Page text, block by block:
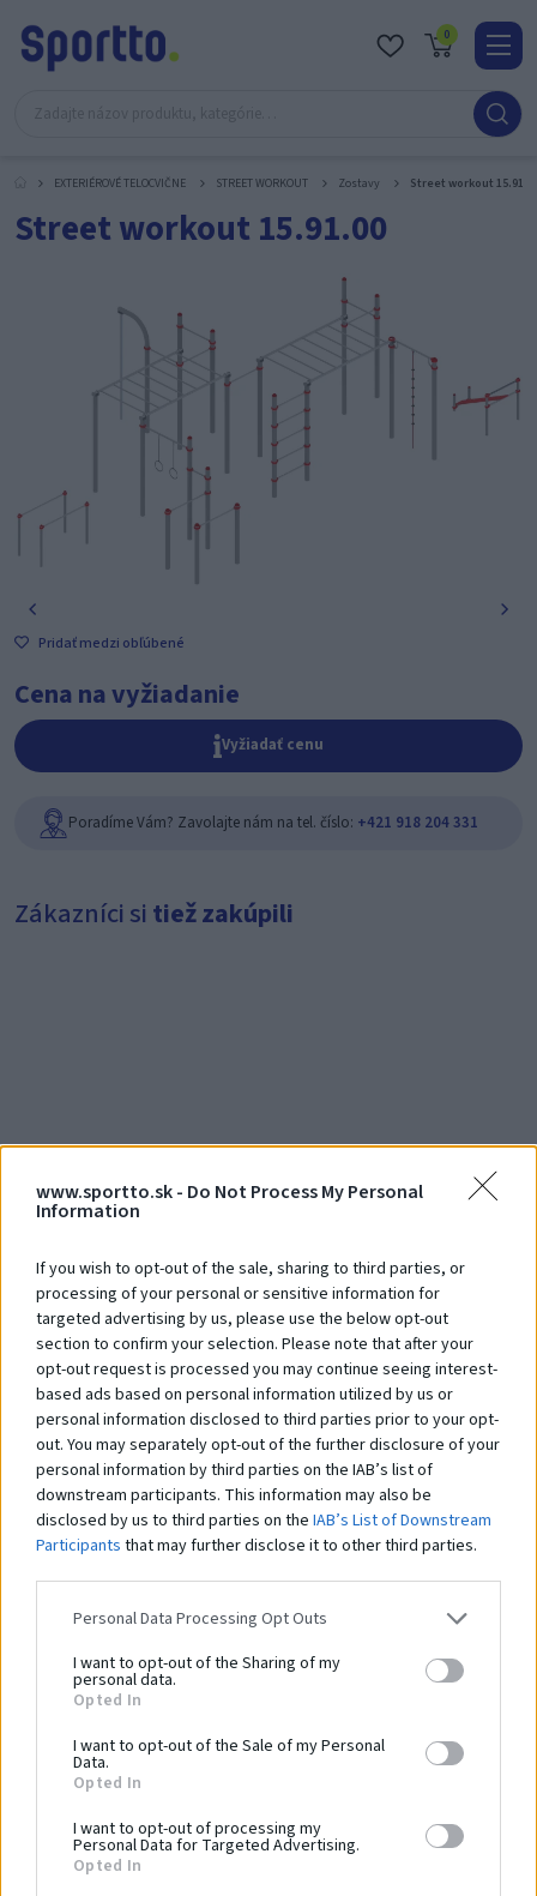
www.sportto.sk - Do Not Process My Personal
Information
If you wish to opt-out of the sale, sharing to third parties, or
processing of your personal or sensitive information for
targeted advertising by us, please use the below opt-out
section to confirm your selection. Please note that after your
opt-out request is processed you may continue seeing interest-
based ads based on personal information utilized by us or
personal information disclosed to third parties prior to your opt-
out. You may separately opt-out of the further disclosure of your
personal information by third parties on the IAB’s list of
downstream participants. This information may also be
disclosed by us to third parties on the IAB’s List of Downstream
Participants that may further disclose it to other third parties.
Personal Data Processing Opt Outs
I want to opt-out of the Sharing of my
personal data.
Opted In
I want to opt-out of the Sale of my Personal
Data.
Opted In
I want to opt-out of processing my
Personal Data for Targeted Advertising.
Opted In
0
O
EXTERIÉROVÉ TELOCVIČNE STREET WORKOUT Zostavy Street workout
Street workout 15.91.00
Pridať medzi obľúbené
Cena na vyžiadanie
Vyžiadať cenu
Poradíme Vám? Zavolajte nám na tel. číslo: +421 918 204 331
Zákazníci si tiež zakúpili
Čo robí tentoprodukt
výnimočným?
Systém STHENOS je sada vybavenia určeného pre cvičenie Street workoutu.
Pozostáva z hrázd, bradiel, lavíc a plošín, kombinovaných v rôznych
zostavách. Ich používanie je založené na využití hmotnosti vlastného tela.
Prvky vám umožňujú vykonávať cvičenia rôznej obtiažnosti: tie
najjednoduchšie, ako aj pokročilejšie. Práve preto sú tréningové zostavy z
prvkovSTHENOS určené pre širokú skupinu používateľov. Navyše je systém
využiteľný pri telovýchovných cvičeniach, športovom a brannom výcviku a
iných formách všeobecného telesného rozvoja. Použitie pevných a
odolných materiálov a vhodné konštrukčné riešenia zaisťujú odolnosť
zariadení a bezpečnosť používania.
Dĺžka zariadenia:
13200 mm
Šírka zariadenia:
7000 mm
Výška zariadenia:
Kapacita:
18 osôb
Veková kategória:
Výška voľného pádu:
2100 mm
Dĺžka bezpečnostnej zóny: 16200 mm
Šírka bezpečnostnej zóny: